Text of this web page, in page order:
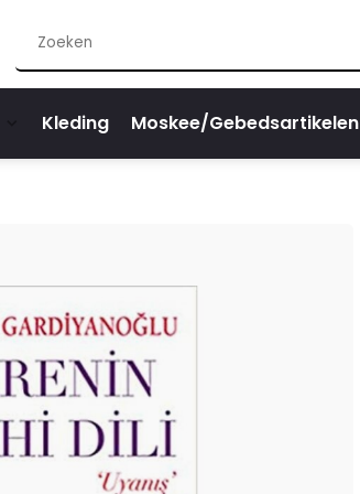
Kleding Moskee/Gebedsartikelen